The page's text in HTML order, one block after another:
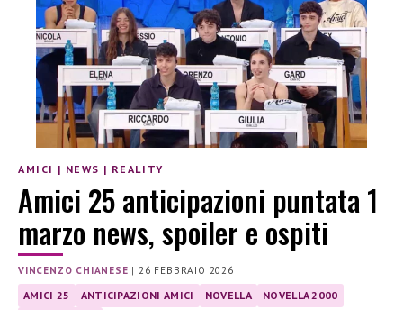
AMICI | NEWS | REALITY
Amici 25 anticipazioni puntata 1
marzo news, spoiler e ospiti
VINCENZO CHIANESE |26 FEBBRAIO 2026
AMICI 25 ANTICIPAZIONI AMICI NOVELLA
NOVELLA 2000